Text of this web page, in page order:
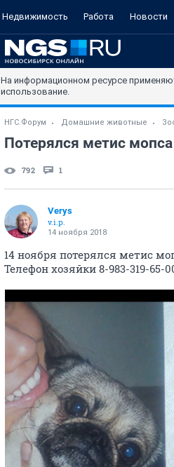
Недвижимость Работа Новости
На информационном ресурсе
использование.
НГС.Форум Домашние животные
Потерялся метис
792 1
Verys
v.i.p.
14 ноября 2018
14 ноября потерялся метис
Телефон хозяйки 8-983-319-65-